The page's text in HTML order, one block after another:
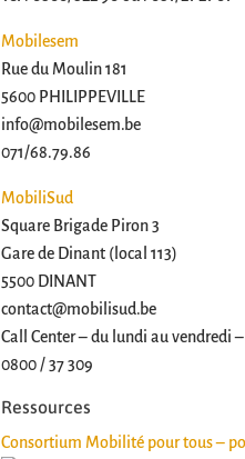
Mobilesem
Rue du Moulin 181
5600 PHILIPPEVILLE
info@mobilesem.be
071/68.79.86
MobiliSud
Square Brigade Piron 3
Gare de Dinant (local 113)
5500 DINANT
contact@mobilisud.be
Call Center – du lundi au vendredi –
0800 / 37 309
Ressources
Consortium Mobilité pour tous –